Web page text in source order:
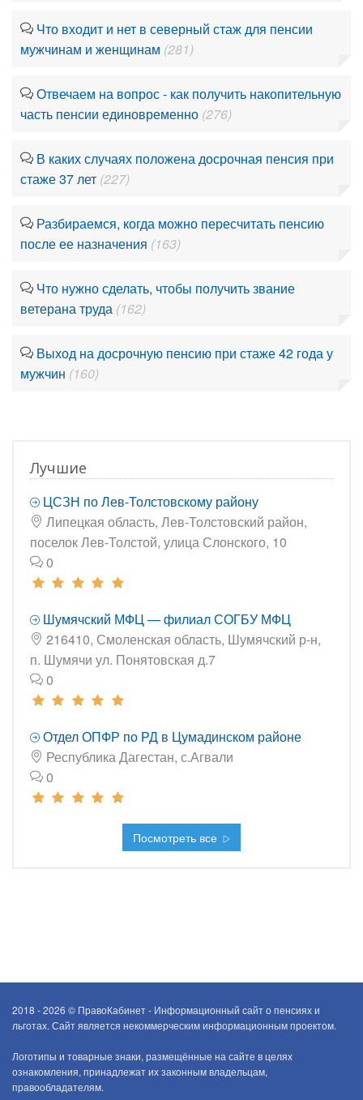
Что входит и нет в северный стаж для пенсии
мужчинам и женщинам (281)
Отвечаем на вопрос - как получить накопительную
часть пенсии единовременно (276)
В каких случаях положена досрочная пенсия при
стаже 37 лет (227)
Разбираемся, когда можно пересчитать пенсию
после ее назначения (163)
Что нужно сделать, чтобы получить звание
ветерана труда (162)
Выход на досрочную пенсию при стаже 42 года у
мужчин (160)
Лучшие
ЦСЗН по Лев-Толстовскому району
Липецкая область, Лев-Толстовский район,
поселок Лев-Толстой, улица Слонского, 10
0
Шумячский МФЦ — филиал СОГБУ МФЦ
216410, Смоленская область, Шумячский р-н,
п. Шумячи ул. Понятовская д.7
0
Отдел ОПФР по РД в Цумадинском районе
Республика Дагестан, с.Агвали
0
Посмотреть все
2018 - 2026 © ПравоКабинет - Информационный сайт о пенсиях и
льготах. Сайт является некоммерческим информационным проектом.
Логотипы и товарные знаки, размещённые на сайте в целях
ознакомления, принадлежат их законным владельцам,
правообладателям.